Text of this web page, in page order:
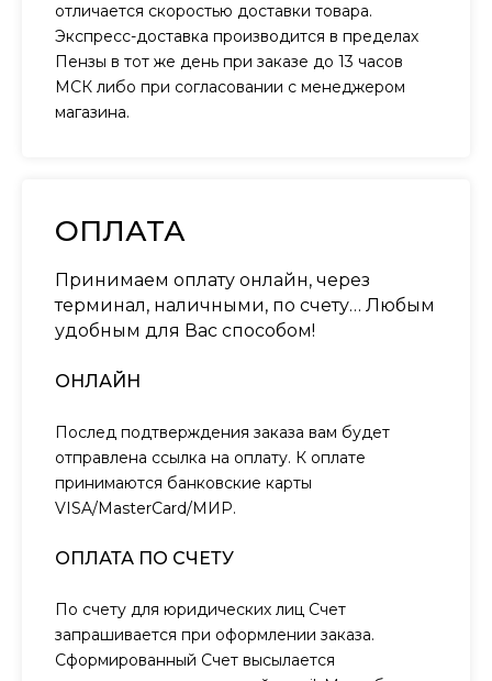
отличается скоростью доставки товара.
Экспресс-доставка производится в пределах
Пензы в тот же день при заказе до 13 часов
МСК либо при согласовании с менеджером
магазина.
ОПЛАТА
Принимаем оплату онлайн, через
терминал, наличными, по счету… Любым
удобным для Вас способом!
ОНЛАЙН
Послед подтверждения заказа вам будет
отправлена ссылка на оплату. К оплате
принимаются банковские карты
VISA/MasterCard/МИР.
ОПЛАТА ПО СЧЕТУ
По счету для юридических лиц Счет
запрашивается при оформлении заказа.
Сформированный Счет высылается